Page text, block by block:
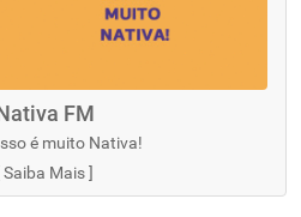
FM
é muito Nativa!
Saiba Mais]